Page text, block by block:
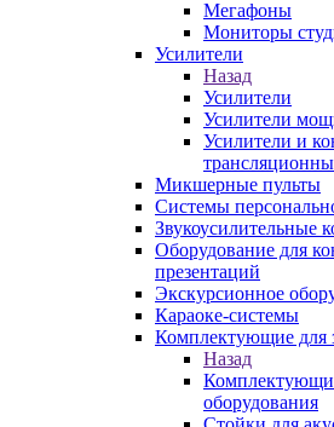
Мегафоны
Мониторы
Усилители
Назад
Усилители
Усилители
Усилители и
Микшерные пульты
Системы
Звукоусилительные
Оборудование для
презентаций
Экскурсионное
Караоке-системы
Комплектующие для
Назад
оборудования